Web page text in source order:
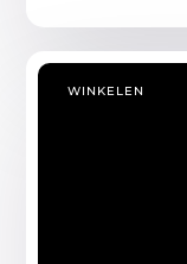
WINKELEN